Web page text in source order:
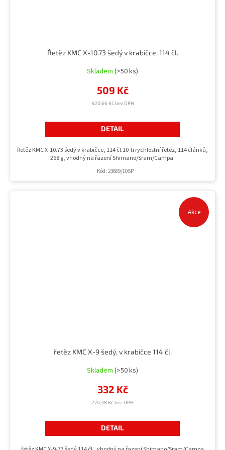
Řetěz KMC X-10.73 šedý v krabičce, 114 čl.
Skladem (>50 ks)
420,66 Kč bez DPH
509 Kč
DETAIL
Řetěz KMC X-10.73 šedý v krabičce, 114 čl.10-ti rychlostní řetěz, 114 článků,
268 g, vhodný na řazení Shimano/Sram/Campa.
Kód: 23689/10SP
Akce
řetěz KMC X-9 šedý, v krabičce 114 čl.
Skladem (>50 ks)
274,38 Kč bez DPH
332 Kč
DETAIL